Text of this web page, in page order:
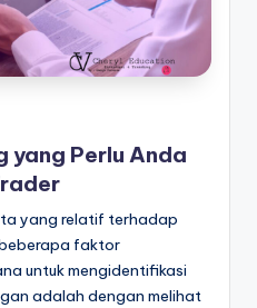
yang Perlu Anda
yang relatif terhadap
faktor
untuk mengidentifikasi
adalah dengan melihat